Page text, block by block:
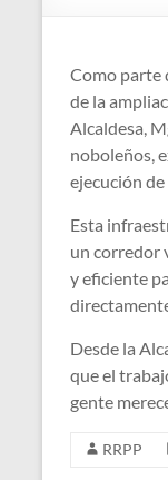
Como parte
de la
Alcaldesa,
noboleños,
ejecución de
Esta
un corredor
y eficiente
Desde la
que el
gente
RRPP